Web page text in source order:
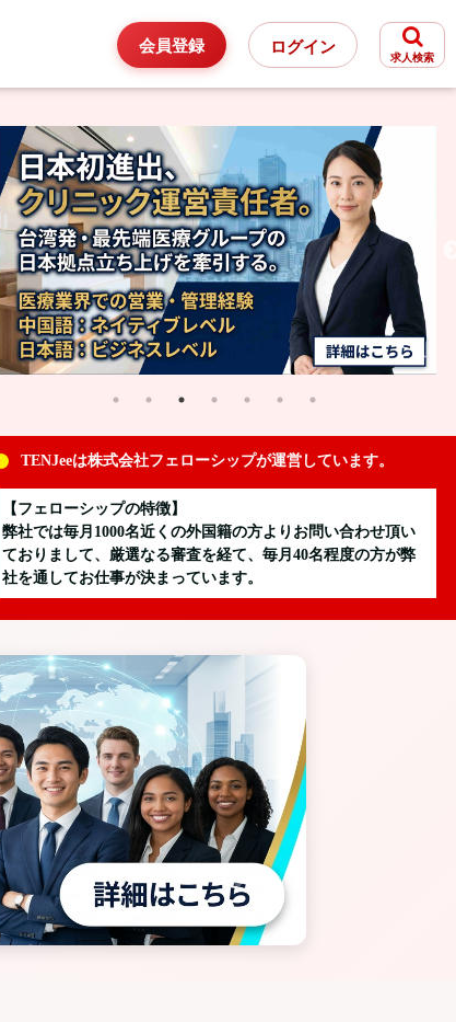
会員登録 ログイン
求人検索
TENJeeは株式会社フェローシップが運営しています。
【フェローシップの特徴】
弊社では毎月1000名近くの外国籍の方よりお問い合わせ頂い
ておりまして、厳選なる審査を経て、毎月40名程度の方が弊
社を通してお仕事が決まっています。